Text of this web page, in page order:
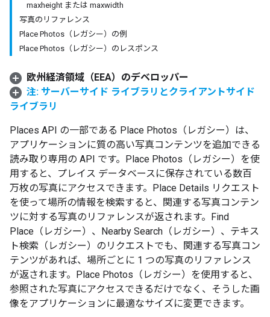
maxheight または maxwidth
写真のリファレンス
Place Photos（レガシー）の例
Place Photos（レガシー）のレスポンス
欧州経済領域（EEA）のデベロッパー
注: サーバーサイド ライブラリとクライアントサイド
ライブラリ
Places API の一部である Place Photos（レガシー）は、
アプリケーションに質の高い写真コンテンツを追加できる
読み取り専用の API です。Place Photos（レガシー）を使
用すると、プレイス データベースに保存されている数百
万枚の写真にアクセスできます。Place Details リクエスト
を使って場所の情報を検索すると、関連する写真コンテン
ツに対する写真のリファレンスが返されます。Find
Place（レガシー）、Nearby Search（レガシー）、テキス
ト検索（レガシー）のリクエストでも、関連する写真コン
テンツがあれば、場所ごとに 1 つの写真のリファレンス
が返されます。Place Photos（レガシー）を使用すると、
参照された写真にアクセスできるだけでなく、そうした画
像をアプリケーションに最適なサイズに変更できます。